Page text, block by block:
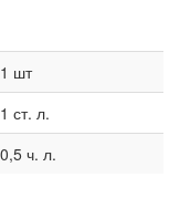
1 шт
1 ст. л.
0,5 ч. л.